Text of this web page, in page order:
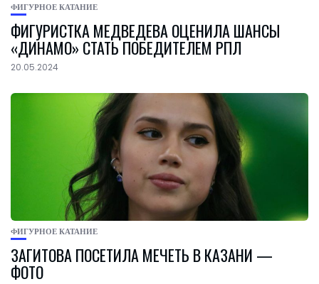
ФИГУРНОЕ КАТАНИЕ
ФИГУРИСТКА МЕДВЕДЕВА ОЦЕНИЛА ШАНСЫ
«ДИНАМО» СТАТЬ ПОБЕДИТЕЛЕМ РПЛ
20.05.2024
ФИГУРНОЕ КАТАНИЕ
ЗАГИТОВА ПОСЕТИЛА МЕЧЕТЬ В КАЗАНИ —
ФОТО